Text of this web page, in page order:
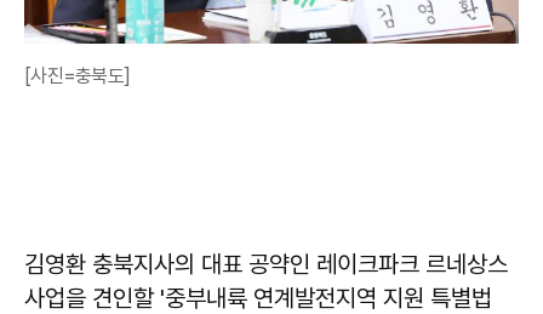
[사진=충북도]
김영환 충북지사의 대표 공약인 레이크파크 르네상스
사업을 견인할 '중부내륙 연계발전지역 지원 특별법